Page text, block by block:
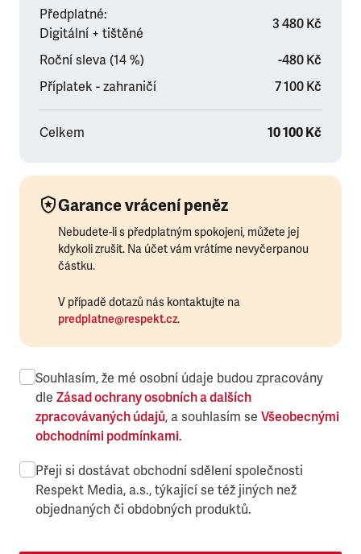
Předplatné:
Digitální + tištěné
3 480 Kč
Roční sleva (14 %)
-480 Kč
Příplatek - zahraničí
7 100 Kč
Celkem 10 100 Kč
Garance vrácení peněz
Nebudete-li s předplatným spokojeni, můžete jej
kdykoli zrušit. Na účet vám vrátíme nevyčerpanou
částku.
V případě dotazů nás kontaktujte na
predplatne@respekt.cz.
Souhlasím, že mé osobní údaje budou zpracovány
dle Zásad ochrany osobních a dalších
zpracovávaných údajů, a souhlasím se Všeobecnými
obchodními podmínkami.
Přeji si dostávat obchodní sdělení společnosti
Respekt Media, a.s., týkající se též jiných než
objednaných či obdobných produktů.